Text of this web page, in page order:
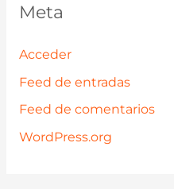
Meta
Acceder
Feed de entradas
Feed de comentarios
WordPress.org